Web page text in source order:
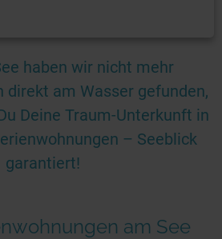
haben wir nicht mehr
direkt am Wasser gefunden,
Deine Traum-Unterkunft in
– Seeblick
garantiert!
am See